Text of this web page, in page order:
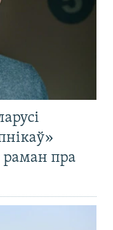
раман пра